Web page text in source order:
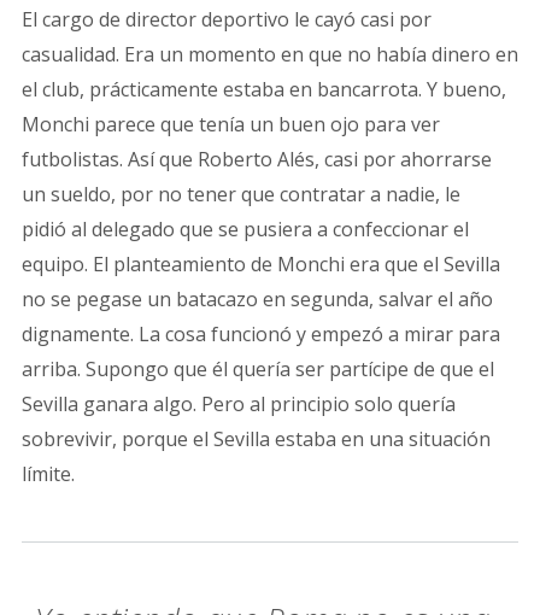
El cargo de director deportivo le cayó casi por
casualidad. Era un momento en que no había dinero en
el club, prácticamente estaba en bancarrota. Y bueno,
Monchi parece que tenía un buen ojo para ver
futbolistas. Así que Roberto Alés, casi por ahorrarse
un sueldo, por no tener que contratar a nadie, le
pidió al delegado que se pusiera a confeccionar el
equipo. El planteamiento de Monchi era que el Sevilla
no se pegase un batacazo en segunda, salvar el año
dignamente. La cosa funcionó y empezó a mirar para
arriba. Supongo que él quería ser partícipe de que el
Sevilla ganara algo. Pero al principio solo quería
sobrevivir, porque el Sevilla estaba en una situación
límite.